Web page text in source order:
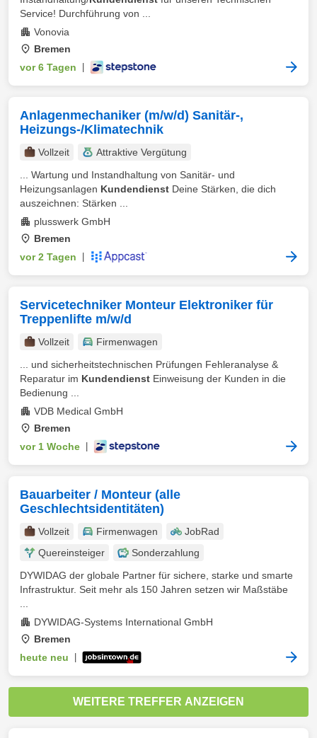
Service! Durchführung von ...
Vonovia
Bremen
vor 6 Tagen
Anlagenmechaniker (m/w/d) Sanitär-,
Heizungs-/Klimatechnik
Vollzeit
Attraktive Vergütung
... Wartung und Instandhaltung von Sanitär- und
Heizungsanlagen Kundendienst Deine Stärken, die dich
auszeichnen: Stärken ...
plusswerk GmbH
Bremen
vor 2 Tagen
Servicetechniker Monteur Elektroniker für
Treppenlifte m/w/d
Vollzeit
Firmenwagen
... und sicherheitstechnischen Prüfungen Fehleranalyse &
Reparatur im Kundendienst Einweisung der Kunden in die
Bedienung ...
VDB Medical GmbH
Bremen
vor 1 Woche
Bauarbeiter / Monteur (alle
Geschlechtsidentitäten)
Vollzeit Firmenwagen
JobRad
Quereinsteiger
Sonderzahlung
DYWIDAG der globale Partner für sichere, starke und smarte
Infrastruktur. Seit mehr als 150 Jahren setzen wir Maßstäbe
DYWIDAG-Systems International GmbH
Bremen
heute neu
WEITERE TREFFER ANZEIGEN